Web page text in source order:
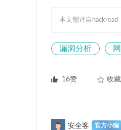
本文翻译自hackread
漏洞分析
16赞 收藏
安全客